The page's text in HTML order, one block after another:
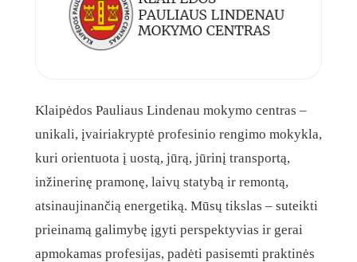
Klaipėdos Pauliaus Lindenau mokymo centras –
unikali, įvairiakryptė profesinio rengimo mokykla,
kuri orientuota į uostą, jūrą, jūrinį transportą,
inžinerinę pramonę, laivų statybą ir remontą,
atsinaujinančią energetiką. Mūsų tikslas – suteikti
prieinamą galimybę įgyti perspektyvias ir gerai
apmokamas profesijas, padėti pasisemti praktinės